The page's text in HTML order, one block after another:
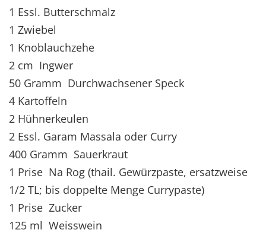
1 Essl. Butterschmalz
1 Zwiebel
1 Knoblauchzehe
2 cm Ingwer
50 Gramm Durchwachsener Speck
4 Kartoffeln
2 Hühnerkeulen
2 Essl. Garam Massala oder Curry
400 Gramm Sauerkraut
1 Prise Na Rog (thail. Gewürzpaste, ersatzweise
1/2 TL; bis doppelte Menge Currypaste)
1 Prise Zucker
125 ml Weisswein